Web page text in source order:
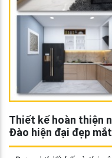
Thiết kế hoàn thiện
Đào hiện đại đẹp mắt